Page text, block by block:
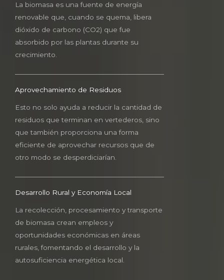
La biomasa es una fuente de energía
renovable que, cuando se quema, libera
dióxido de carbono (CO2) que fue
absorbido por las plantas durante su
crecimiento.
Aprovechamiento de Residuos
Esto no solo ayuda a reducir la cantidad de
residuos que terminan en vertederos, sino
que también proporciona una forma
eficiente de aprovechar recursos que de
otro modo se desperdiciarían.
Desarrollo Rural y Economía Local
La recolección, procesamiento y transporte
de biomasa crean empleos y
oportunidades económicas en áreas
rurales, fomentando el desarrollo y la
autosuficiencia energética local.